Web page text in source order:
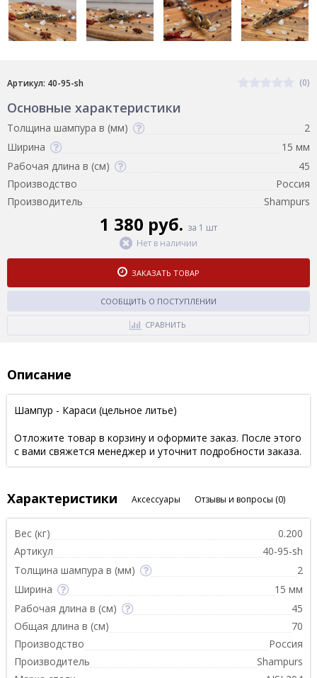
Артикул: 40-95-sh (0)
Основные характеристики
Толщина шампура в (мм)
2
Ширина
15 мм
Рабочая длина в (см)
45
Производство
Россия
Производитель
Shampurs
1 380 руб. за 1 шт
Нет в наличии
ЗАКАЗАТЬ ТОВАР
СООБЩИТЬ О ПОСТУПЛЕНИИ
СРАВНИТЬ
Описание
Шампур - Караси (цельное литье)
Отложите товар в корзину и оформите заказ. После этого
с вами свяжется менеджер и уточнит подробности заказа.
Характеристики Аксессуары Отзывы и вопросы (0)
Вес (кг)
0.200
Артикул
40-95-sh
Толщина шампура в (мм)
2
Ширина
15 мм
Рабочая длина в (см)
45
Общая длина в (см)
70
Производство
Россия
Производитель
Shampurs